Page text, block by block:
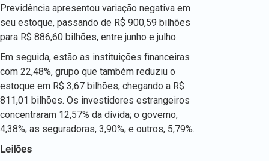
Previdência apresentou variação negativa em
seu estoque, passando de R$ 900,59 bilhões
para R$ 886,60 bilhões, entre junho e julho.
Em seguida, estão as instituições financeiras
com 22,48%, grupo que também reduziu o
estoque em R$ 3,67 bilhões, chegando a R$
811,01 bilhões. Os investidores estrangeiros
concentraram 12,57% da dívida; o governo,
4,38%; as seguradoras, 3,90%; e outros, 5,79%.
Leilões